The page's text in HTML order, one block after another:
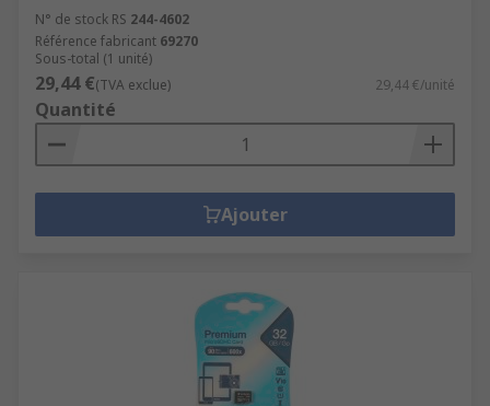
N° de stock RS 244-4602
Référence fabricant 69270
Sous-total (1 unité)
29,44 €(TVA exclue) 29,44 €/unité
Quantité
Ajouter